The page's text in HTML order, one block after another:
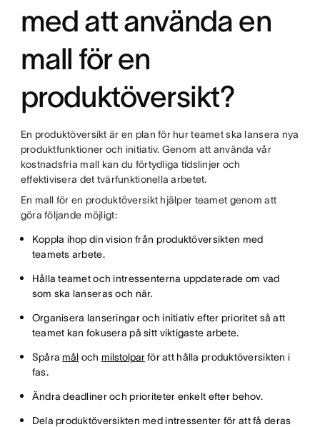
med att använda en
mall för en
produktöversikt?
En produktöversikt är en plan för hur teamet ska lansera nya
produktfunktioner och initiativ. Genom att använda vår
kostnadsfria mall kan du förtydliga tidslinjer och
effektivisera det tvärfunktionella arbetet.
En mall för en produktöversikt hjälper teamet genom att
göra följande möjligt:
Koppla ihop din vision från produktöversikten med
teamets arbete.
Hålla teamet och intressenterna uppdaterade om vad
som ska lanseras och när.
Organisera lanseringar och initiativ efter prioritet så att
teamet kan fokusera på sitt viktigaste arbete.
Spåramål och milstolparför att hålla produktöversikten i
fas.
Ändra deadliner och prioriteter enkelt efter behov.
Dela produktöversikten med intressenter för att få deras